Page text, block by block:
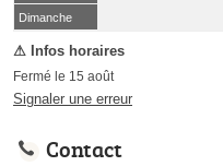
(15 août)
Dimanche
Fermé le 15 août
Signaler une erreur
Contact